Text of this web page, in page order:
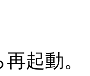
起動。